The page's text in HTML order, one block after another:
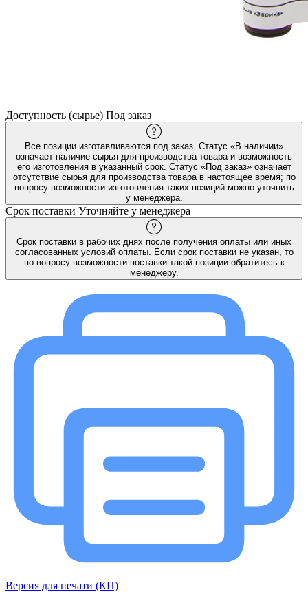
Доступность (сырье) Под заказ
Все позиции изготавливаются под заказ. Статус «В наличии»
означает наличие сырья для производства товара и возможность
его изготовления в указанный срок. Статус «Под заказ» означает
отсутствие сырья для производства товара в настоящее время; по
вопросу возможности изготовления таких позиций можно уточнить
у менеджера.
Срок поставки Уточняйте у менеджера
Срок поставки в рабочих днях после получения оплаты или иных
согласованных условий оплаты. Если срок поставки не указан, то
по вопросу возможности поставки такой позиции обратитесь к
менеджеру.
Версия для печати (КП)